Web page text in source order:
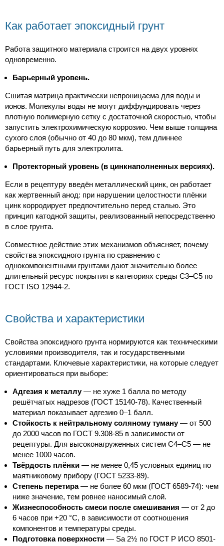
Как работает эпоксидный грунт
Работа защитного материала строится на двух уровнях
одновременно.
Барьерный уровень.
Сшитая матрица практически непроницаема для воды и
ионов. Молекулы воды не могут диффундировать через
плотную полимерную сетку с достаточной скоростью, чтобы
запустить электрохимическую коррозию. Чем выше толщина
сухого слоя (обычно от 40 до 80 мкм), тем длиннее
барьерный путь для электролита.
Протекторный уровень (в цинкнаполненных версиях).
Если в рецептуру введён металлический цинк, он работает
как жертвенный анод: при нарушении целостности плёнки
цинк корродирует предпочтительно перед сталью. Это
принцип катодной защиты, реализованный непосредственно
в слое грунта.
Совместное действие этих механизмов объясняет, почему
свойства эпоксидного грунта по сравнению с
однокомпонентными грунтами дают значительно более
длительный ресурс покрытия в категориях среды C3–C5 по
ГОСТ ISO 12944-2.
Свойства и характеристики
Свойства эпоксидного грунта нормируются как техническими
условиями производителя, так и государственными
стандартами. Ключевые характеристики, на которые следует
ориентироваться при выборе:
Адгезия к металлу— не хуже 1 балла по методу
решётчатых надрезов (ГОСТ 15140-78). Качественный
материал показывает адгезию 0–1 балл.
Стойкость к нейтральному соляному туману— от 500
до 2000 часов по ГОСТ 9.308-85 в зависимости от
рецептуры. Для высоконагруженных систем C4–C5 — не
менее 1000 часов.
Твёрдость плёнки — не менее 0,45 условных единиц по
маятниковому прибору (ГОСТ 5233-89).
Степень перетира— не более 60 мкм (ГОСТ 6589-74): чем
ниже значение, тем ровнее наносимый слой.
Жизнеспособность смеси после смешивания — от 2 до
6 часов при +20 °C, в зависимости от соотношения
компонентов и температуры среды.
Подготовка поверхности — Sa 2½ по ГОСТ Р ИСО 8501-